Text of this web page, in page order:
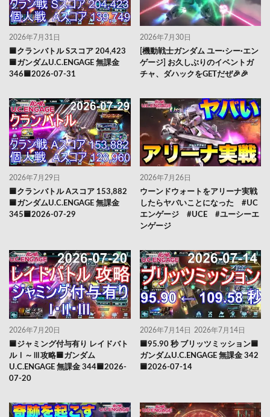
2026年7月31日
🟦クランバトル Sスコア 204,423
🟦ガンダムU.C.ENGAGE 無課金
346🟦2026-07-31
2026年7月30日
[機動戦士ガンダム ユー·シー·エン
ゲージ] お久しぶりのイベントガ
チャ、ダハックをGETだぜ🎉🎉
2026年7月29日
🟦クランバトル Aスコア 153,882
🟦ガンダムU.C.ENGAGE 無課金
345🟦2026-07-29
2026年7月26日
ウーンドウォートをアリーナ実戦
したらヤバいことになった #UC
エンゲージ #UCE #ユーシーエ
ンゲージ
2026年7月20日
🟦ジャミング付与有り レイドバト
ルⅠ～Ⅲ攻略🟦ガンダム
U.C.ENGAGE 無課金 344🟦2026-
07-20
2026年7月14日 2026年7月14日
🟦95.90 秒 ブリッツミッション🟦
ガンダムU.C.ENGAGE 無課金 342
🟦2026-07-14